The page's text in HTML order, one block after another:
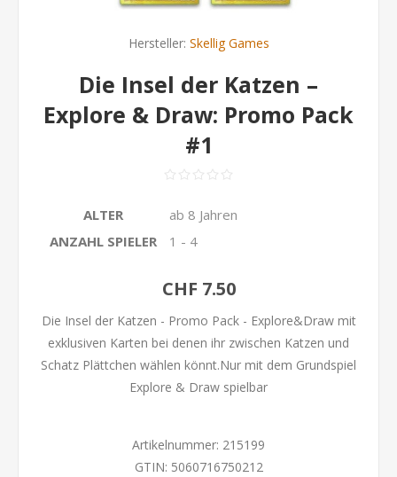
Hersteller: Skellig Games
Die Insel der Katzen –
Explore & Draw: Promo Pack
#1
ALTER
ab 8 Jahren
ANZAHL SPIELER
1 - 4
CHF 7.50
Die Insel der Katzen - Promo Pack - Explore&Draw mit
exklusiven Karten bei denen ihr zwischen Katzen und
Schatz Plättchen wählen könnt.Nur mit dem Grundspiel
Explore & Draw spielbar
Artikelnummer: 215199
GTIN: 5060716750212